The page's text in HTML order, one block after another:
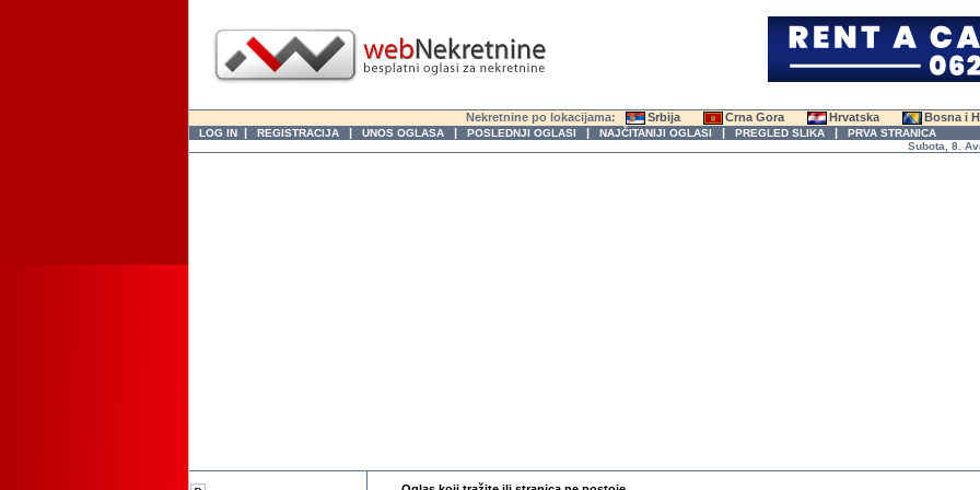
Nekretnine po lokacijama: Srbija Crna Gora Hrvatska Bosna i
LOG IN | REGISTRACIJA | UNOS OGLASA | POSLEDNJI OGLASI | NAJČITANIJI OGLASI | PREGLED SLIKA | PRVA STRANICA
Subota, 8.